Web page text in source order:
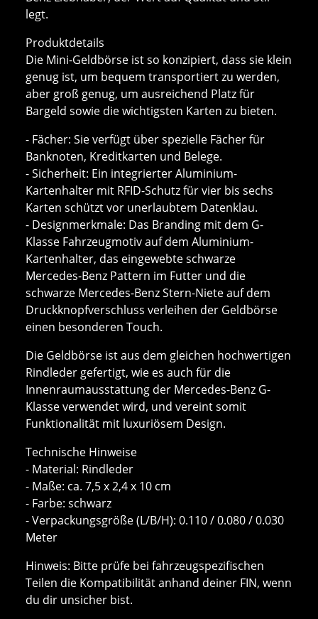
legt.
Produktdetails
Die Mini-Geldbörse ist so konzipiert, dass sie klein
genug ist, um bequem transportiert zu werden,
aber groß genug, um ausreichend Platz für
Bargeld sowie die wichtigsten Karten zu bieten.
- Fächer: Sie verfügt über spezielle Fächer für
Banknoten, Kreditkarten und Belege.
- Sicherheit: Ein integrierter Aluminium-
Kartenhalter mit RFID-Schutz für vier bis sechs
Karten schützt vor unerlaubtem Datenklau.
- Designmerkmale: Das Branding mit dem G-
Klasse Fahrzeugmotiv auf dem Aluminium-
Kartenhalter, das eingewebte schwarze
Mercedes-Benz Pattern im Futter und die
schwarze Mercedes-Benz Stern-Niete auf dem
Druckknopfverschluss verleihen der Geldbörse
einen besonderen Touch.
Die Geldbörse ist aus dem gleichen hochwertigen
Rindleder gefertigt, wie es auch für die
Innenraumausstattung der Mercedes-Benz G-
Klasse verwendet wird, und vereint somit
Funktionalität mit luxuriösem Design.
Technische Hinweise
- Material: Rindleder
- Maße: ca. 7,5 x 2,4 x 10 cm
- Farbe: schwarz
- Verpackungsgröße (L/B/H): 0.110 / 0.080 / 0.030
Meter
Hinweis: Bitte prüfe bei fahrzeugspezifischen
Teilen die Kompatibilität anhand deiner FIN, wenn
du dir unsicher bist.